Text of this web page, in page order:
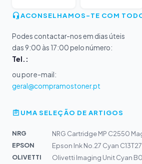
ACONSELHAMOS-TE COM
Podes contactar-nos em dias úteis
das 9:00 às 17:00 pelo número:
Tel.:
ou por e-mail:
geral@compramostoner.pt
UMA SELEÇÃO DE ARTIGOS
NRG
EPSON
OLIVETTI
Olivetti Imaging Unit Cyan